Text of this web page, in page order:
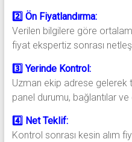
2️⃣ Ön Fiyatlandırma:
Verilen bilgilere göre
fiyat ekspertiz sonrası
3️⃣ Yerinde Kontrol:
Uzman ekip adrese gelerek
panel durumu, bağlantılar
4️⃣ Net Teklif:
Kontrol sonrası kesin alım